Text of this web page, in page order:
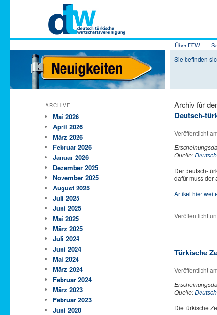
Zum Inhalt
Zum
Über DTW
Sie befinden
Archiv für
Deutsch-
Veröffentlicht
Quelle:
Der deutsch-
dafür muss der
Artikel hier
Veröffentlicht
Türkische
Veröffentlicht
Quelle:
Die türkische
ARCHIVE
Mai 2026
April 2026
März 2026
Februar 2026
Januar 2026
Dezember 2025
November 2025
August 2025
Juli 2025
Juni 2025
Mai 2025
März 2025
Juli 2024
Juni 2024
Mai 2024
März 2024
Februar 2024
März 2023
Februar 2023
Juni 2020